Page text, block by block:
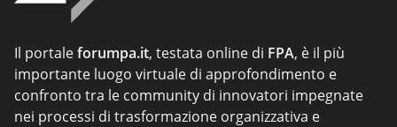
Il portaleforumpa.it, testata online di FPA, è il più
importante luogo virtuale di approfondimento e
confronto tra le community di innovatori impegnate
nei processi di trasformazione organizzativa e